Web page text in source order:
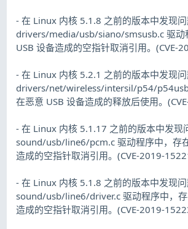
- 在 Linux 内核 5.1.8 之前的版本中发现
drivers/media/usb/siano/smsusb.c 驱动
USB 设备造成的空指针取消引用。(CVE-
- 在 Linux 内核 5.2.1 之前的版本中发现问
drivers/net/wireless/intersil/p54/
在恶意 USB 设备造成的释放后使用。
- 在 Linux 内核 5.1.17 之前的版本中发现
sound/usb/line6/pcm.c 驱动程序中，存
造成的空指针取消引用。(CVE-2019-
- 在 Linux 内核 5.1.8 之前的版本中发现
sound/usb/line6/driver.c 驱动程序中，
造成的空指针取消引用。(CVE-2019-